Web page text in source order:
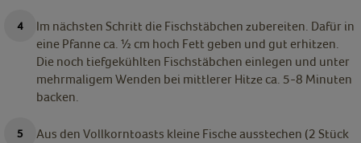
Im nächsten Schritt die Fischstäbchen zubereiten. Dafür in
eine Pfanne ca. 1⁄2 cm hoch Fett geben und gut erhitzen.
Die noch tiefgekühlten Fischstäbchen einlegen und unter
mehrmaligem Wenden bei mittlerer Hitze ca. 5-8 Minuten
backen.
Aus den Vollkorntoasts kleine Fische ausstechen (2 Stück